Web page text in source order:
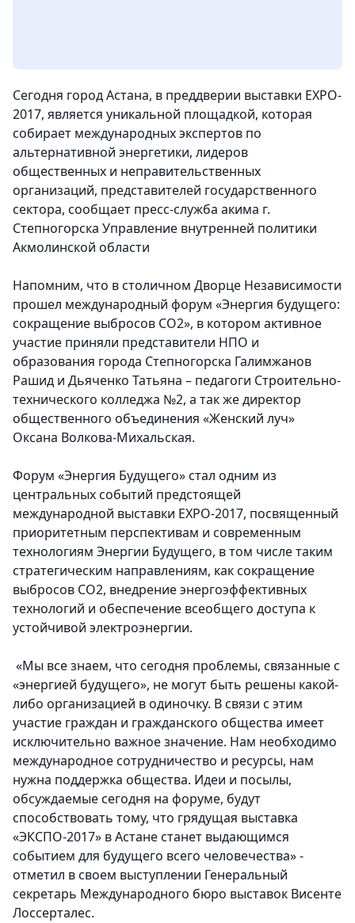
Сегодня город Астана, в преддверии выставки EXPO-
2017, является уникальной площадкой, которая
собирает международных экспертов по
альтернативной энергетики, лидеров
общественных и неправительственных
организаций, представителей государственного
сектора, сообщает пресс-служба акима г.
Степногорска Управление внутренней политики
Акмолинской области
Напомним, что в столичном Дворце Независимости
прошел международный форум «Энергия будущего:
сокращение выбросов СО2», в котором активное
участие приняли представители НПО и
образования города Степногорска Галимжанов
Рашид и Дьяченко Татьяна – педагоги Строительно-
технического колледжа №2, а так же директор
общественного объединения «Женский луч»
Оксана Волкова-Михальская.
Форум «Энергия Будущего» стал одним из
центральных событий предстоящей
международной выставки EXPO-2017, посвященный
приоритетным перспективам и современным
технологиям Энергии Будущего, в том числе таким
стратегическим направлениям, как сокращение
выбросов СО2, внедрение энергоэффективных
технологий и обеспечение всеобщего доступа к
устойчивой электроэнергии.
«Мы все знаем, что сегодня проблемы, связанные с
«энергией будущего», не могут быть решены какой-
либо организацией в одиночку. В связи с этим
участие граждан и гражданского общества имеет
исключительно важное значение. Нам необходимо
международное сотрудничество и ресурсы, нам
нужна поддержка общества. Идеи и посылы,
обсуждаемые сегодня на форуме, будут
способствовать тому, что грядущая выставка
«ЭКСПО-2017» в Астане станет выдающимся
событием для будущего всего человечества» -
отметил в своем выступлении Генеральный
секретарь Международного бюро выставок Висенте
Лоссерталес.